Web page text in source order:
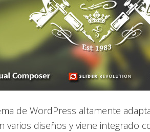
de WordPress altamente
varios diseños y viene integrado